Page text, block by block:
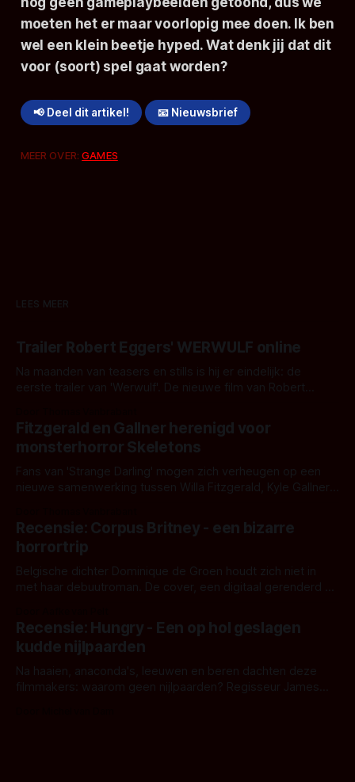
moeten het er maar voorlopig mee doen. Ik ben
wel een klein beetje hyped. Wat denk jij dat dit
voor (soort) spel gaat worden?
📢 Deel dit artikel! 📧 Nieuwsbrief
MEER OVER:GAMES
LEES MEER
Trailer Robert Eggers' WERWULF online
Na maanden van teasers en stills is hij er eindelijk: de
eerste trailer van 'Werwulf'. De nieuwe film van Robert
kille stijl vol folklore en mythe. Het topic deze keer is (kon
het het al raden?)... de weerwolf. Kijk je mee?
Fitzgerald en Gallner herenigd voor
monsterhorror Skeletons
Fans van 'Strange Darling' mogen zich verheugen op een
nieuwe samenwerking tussen Willa Fitzgerald, Kyle Gallner
'Skeletons', een nieuwe creature feature waarvoor de
opnames zijn gestart in Australië.
Recensie: Corpus Britney - een bizarre
horrortrip
Belgische dichter Dominique de Groen houdt zich niet in
met haar debuutroman. De cover, een digitaal gerenderd en
achtergrond, belooft iets kleurrijks maar onheilspellends,
iets ongrijpbaars. En dat maakt De Groen met ieder woord
waar.
Recensie: Hungry - Een op hol geslagen
kudde nijlpaarden
Na haaien, anaconda's, leeuwen en beren dachten deze
filmmakers: waarom geen nijlpaarden? Regisseur James